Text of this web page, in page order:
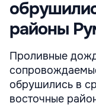
районы
Проливные
обрушились в
восточные